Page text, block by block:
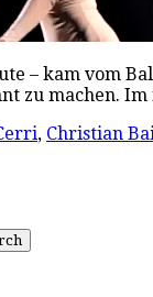
– kam vom
zu machen.
, Christian